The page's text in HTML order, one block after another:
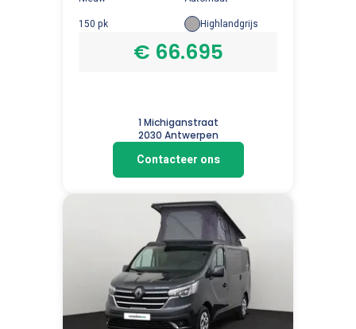
150 pk
Highlandgrijs
€ 66.695
1 Michiganstraat
2030 Antwerpen
Contacteer ons